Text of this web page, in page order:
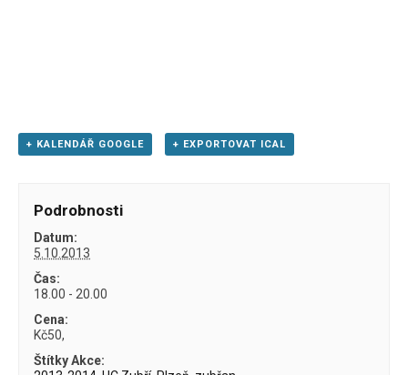
+ KALENDÁŘ GOOGLE + EXPORTOVAT ICAL
Podrobnosti
Datum:
5.10.2013
Čas:
18.00 - 20.00
Cena:
Kč50,
Štítky Akce: